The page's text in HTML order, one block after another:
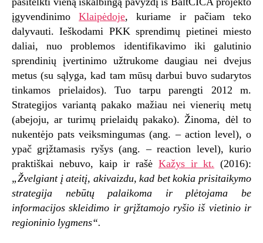
įgyvendinimoKlaipėdoje, kuriame ir pačiam teko
dalyvauti. Ieškodami PKK sprendimų pietinei miesto
daliai, nuo problemos identifikavimo iki galutinio
sprendinių įvertinimo užtrukome daugiau nei dvejus
metus (su sąlyga, kad tam mūsų darbui buvo sudarytos
tinkamos prielaidos). Tuo tarpu parengti 2012 m.
Strategijos variantą pakako mažiau nei vienerių metų
(abejoju, ar turimų prielaidų pakako). Žinoma, dėl to
nukentėjo pats veiksmingumas (ang. – action level), o
ypač grįžtamasis ryšys (ang. – reaction level), kurio
praktiškai nebuvo, kaip ir rašė Kažys ir kt. (2016):
„Žvelgiant į ateitį, akivaizdu, kad bet kokia prisitaikymo
strategija nebūtų palaikoma ir plėtojama be
informacijos skleidimo ir grįžtamojo ryšio iš vietinio ir
regioninio lygmens“.